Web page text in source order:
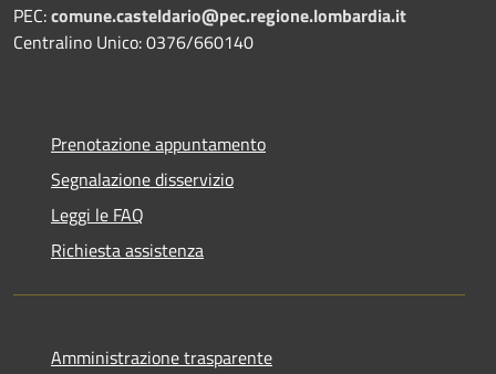
PEC:comune.casteldario@pec.regione.lombardia.it
Centralino Unico: 0376/660140
Prenotazione appuntamento
Segnalazione disservizio
Leggi le FAQ
Richiesta assistenza
Amministrazione trasparente